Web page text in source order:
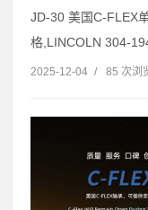
JD-30 美国C-FLEX
格,LINCOLN 304-
2025-12-04 / 85 次浏